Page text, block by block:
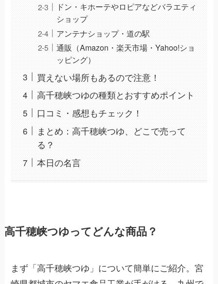
ドン・キホーテやロピアなどバラエティ
ショップ
アンテナショップ・道の駅
通販（Amazon・楽天市場・Yahoo!ショ
ッピング）
買えない場所もあるので注意！
高千穂峡つゆの種類とおすすめポイント
口コミ・感想もチェック！
まとめ：高千穂峡つゆ、どこで売って
る？
本日の名言
高千穂峡つゆってどんな商品？
まず「高千穂峡つゆ」について簡単にご紹介。宮